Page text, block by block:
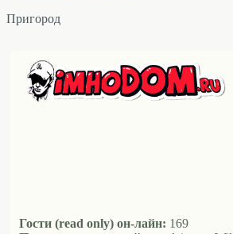
Пригород
Гости (read only) он-лайн: 169